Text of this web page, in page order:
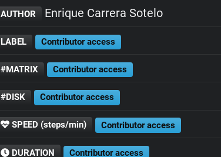
AUTHOR Enrique Carrera Sotelo
LABEL Contributor access
#MATRIX Contributor access
#DISK Contributor access
SPEED (steps/min) Contributor access
DURATION Contributor access